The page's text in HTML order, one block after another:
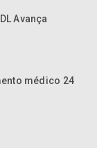
Avança
médico 24